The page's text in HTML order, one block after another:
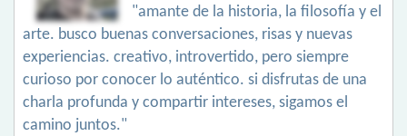
"amante de la historia, la filosofía y el
arte. busco buenas conversaciones, risas y nuevas
experiencias. creativo, introvertido, pero siempre
curioso por conocer lo auténtico. si disfrutas de una
charla profunda y compartir intereses, sigamos el
camino juntos."